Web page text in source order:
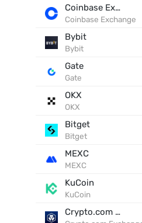
Coinbase Exchange
Coinbase Exchange
Bybit
Bybit
Gate
Gate
OKX
OKX
Bitget
Bitget
MEXC
MEXC
KuCoin
KuCoin
Crypto.com Exchange